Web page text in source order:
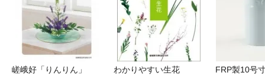
嵯峨好「りんりん」
わかりやすい生花
FRP製10号